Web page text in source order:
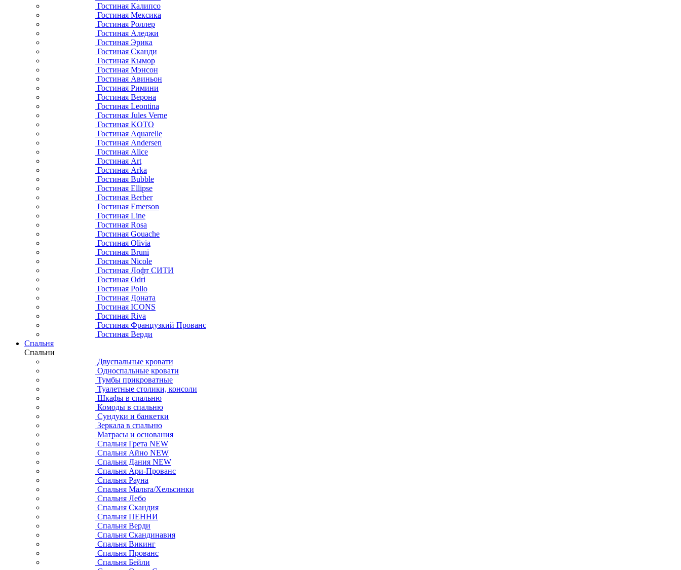
Гостиная Калипсо
Гостиная Мексика
Гостиная Роллер
Гостиная Аледжи
Гостиная Эрика
Гостиная Сканди
Гостиная Кымор
Гостиная Мэнсон
Гостиная Авиньон
Гостиная Римини
Гостиная Верона
Гостиная Leontina
Гостиная Jules Verne
Гостиная KOTO
Гостиная Aquarelle
Гостиная Andersen
Гостиная Alice
Гостиная Art
Гостиная Arka
Гостиная Bubble
Гостиная Ellipse
Гостиная Berber
Гостиная Emerson
Гостиная Line
Гостиная Rosa
Гостиная Gouache
Гостиная Olivia
Гостиная Bruni
Гостиная Nicole
Гостиная Лофт СИТИ
Гостиная Odri
Гостиная Pollo
Гостиная Доната
Гостиная ICONS
Гостиная Riva
Гостиная Французкий Прованс
Гостиная Верди
Спальня
Спальни
Двуспальные кровати
Односпальные кровати
Тумбы прикроватные
Туалетные столики, консоли
Шкафы в спальню
Комоды в спальню
Сундуки и банкетки
Зеркала в спальню
Матрасы и основания
Спальня Грета NEW
Спальня Айно NEW
Спальня Дания NEW
Спальня Ари-Прованс
Спальня Рауна
Спальня Мальта/Хельсинки
Спальня Лебо
Спальня Скандия
Спальня ПЕННИ
Спальня Верди
Спальня Скандинавия
Спальня Викинг
Спальня Прованс
Спальня Бейли